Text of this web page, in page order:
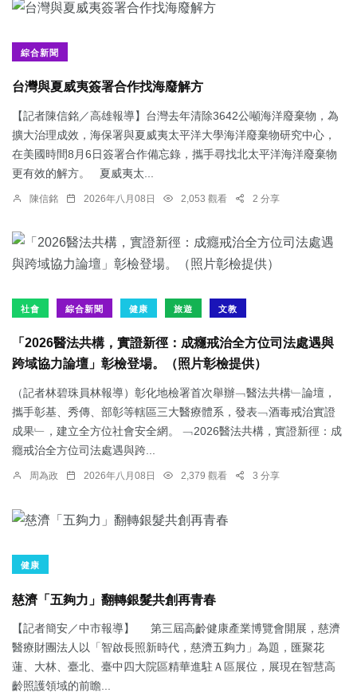
綜合新聞
台灣與夏威夷簽署合作找海廢解方
【記者陳信銘／高雄報導】台灣去年清除3642公噸海洋廢棄物，為
擴大治理成效，海保署與夏威夷太平洋大學海洋廢棄物研究中心，
在美國時間8月6日簽署合作備忘錄，攜手尋找北太平洋海洋廢棄物
更有效的解方。 夏威夷太...
陳信銘 2026年八月08日 2,053 觀看 2 分享
社會 綜合新聞 健康 旅遊 文教
「2026醫法共構，實證新徑：成癮戒治全方位司法處遇與
跨域協力論壇」彰檢登場。（照片彰檢提供）
（記者林碧珠員林報導）彰化地檢署首次舉辦﹁醫法共構﹂論壇，
攜手彰基、秀傳、部彰等轄區三大醫療體系，發表﹁酒毒戒治實證
成果﹂，建立全方位社會安全網。 ﹁2026醫法共構，實證新徑：成
癮戒治全方位司法處遇與跨...
周為政 2026年八月08日 2,379 觀看 3 分享
健康
慈濟「五夠力」翻轉銀髮共創再青春
【記者簡安／中市報導】 第三屆高齡健康產業博覽會開展，慈濟
醫療財團法人以「智啟長照新時代，慈濟五夠力」為題，匯聚花
蓮、大林、臺北、臺中四大院區精華進駐Ａ區展位，展現在智慧高
齡照護領域的前瞻...